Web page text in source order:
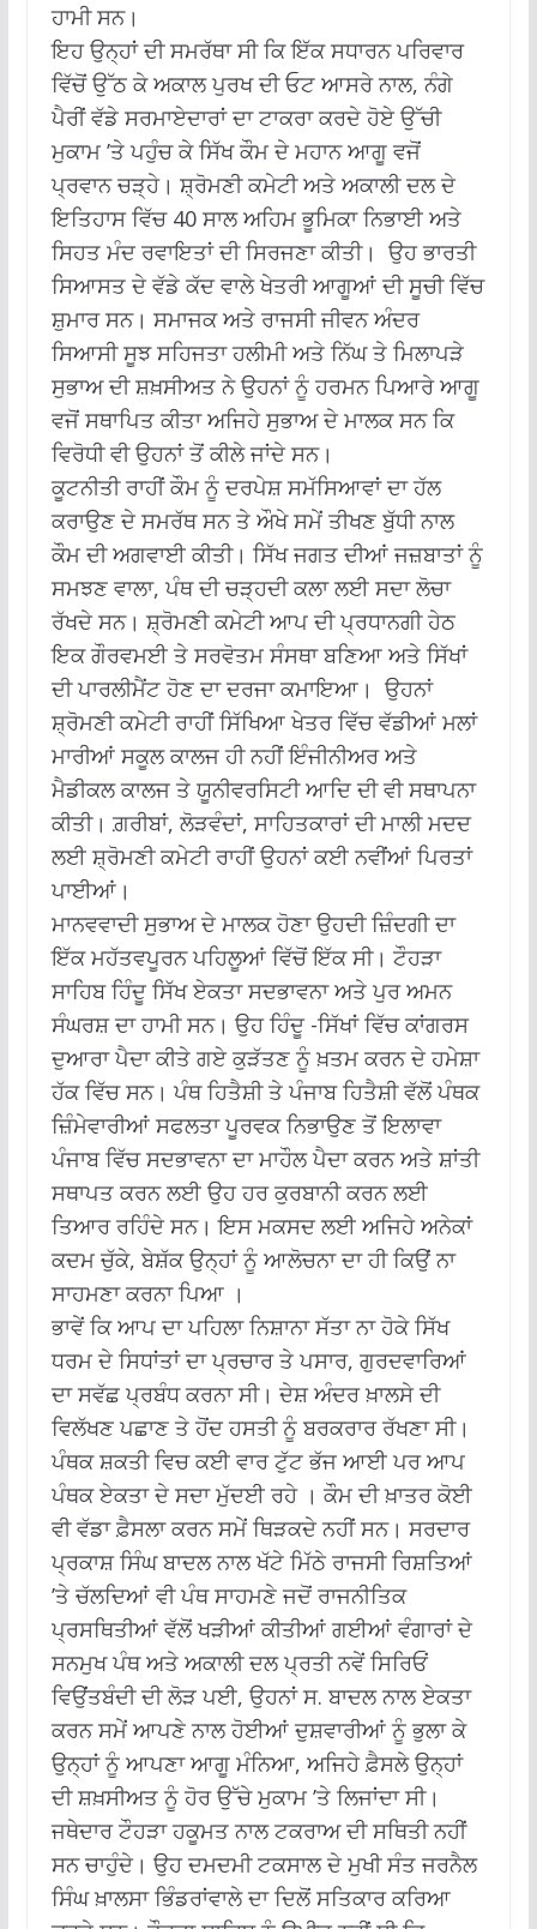
ਹਾਮੀ ਸਨ।
ਇਹ ਉਨ੍ਹਾਂ ਦੀ ਸਮਰੱਥਾ ਸੀ ਕਿ ਇੱਕ ਸਧਾਰਨ ਪਰਿਵਾਰ
ਵਿੱਚੋਂ ਉੱਠ ਕੇ ਅਕਾਲ ਪੁਰਖ ਦੀ ਓਟ ਆਸਰੇ ਨਾਲ, ਨੰਗੇ
ਪੈਰੀਂ ਵੱਡੇ ਸਰਮਾਏਦਾਰਾਂ ਦਾ ਟਾਕਰਾ ਕਰਦੇ ਹੋਏ ਉੱਚੀ
ਮੁਕਾਮ ’ਤੇ ਪਹੁੰਚ ਕੇ ਸਿੱਖ ਕੌਮ ਦੇ ਮਹਾਨ ਆਗੂ ਵਜੋਂ
ਪ੍ਰਵਾਨ ਚੜ੍ਹੇ। ਸ਼੍ਰੋਮਣੀ ਕਮੇਟੀ ਅਤੇ ਅਕਾਲੀ ਦਲ ਦੇ
ਇਤਿਹਾਸ ਵਿੱਚ 40 ਸਾਲ ਅਹਿਮ ਭੂਮਿਕਾ ਨਿਭਾਈ ਅਤੇ
ਸਿਹਤ ਮੰਦ ਰਵਾਇਤਾਂ ਦੀ ਸਿਰਜਣਾ ਕੀਤੀ। ਉਹ ਭਾਰਤੀ
ਸਿਆਸਤ ਦੇ ਵੱਡੇ ਕੱਦ ਵਾਲੇ ਖੇਤਰੀ ਆਗੂਆਂ ਦੀ ਸੂਚੀ ਵਿੱਚ
ਸ਼ੁਮਾਰ ਸਨ। ਸਮਾਜਕ ਅਤੇ ਰਾਜਸੀ ਜੀਵਨ ਅੰਦਰ
ਸਿਆਸੀ ਸੂਝ ਸਹਿਜਤਾ ਹਲੀਮੀ ਅਤੇ ਨਿੱਘ ਤੇ ਮਿਲਾਪੜੇ
ਸੁਭਾਅ ਦੀ ਸ਼ਖ਼ਸੀਅਤ ਨੇ ਉਹਨਾਂ ਨੂੰ ਹਰਮਨ ਪਿਆਰੇ ਆਗੂ
ਵਜੋਂ ਸਥਾਪਿਤ ਕੀਤਾ ਅਜਿਹੇ ਸੁਭਾਅ ਦੇ ਮਾਲਕ ਸਨ ਕਿ
ਵਿਰੋਧੀ ਵੀ ਉਹਨਾਂ ਤੋਂ ਕੀਲੇ ਜਾਂਦੇ ਸਨ।
ਕੂਟਨੀਤੀ ਰਾਹੀਂ ਕੌਮ ਨੂੰ ਦਰਪੇਸ਼ ਸਮੱਸਿਆਵਾਂ ਦਾ ਹੱਲ
ਕਰਾਉਣ ਦੇ ਸਮਰੱਥ ਸਨ ਤੇ ਔਖੇ ਸਮੇਂ ਤੀਖਣ ਬੁੱਧੀ ਨਾਲ
ਕੌਮ ਦੀ ਅਗਵਾਈ ਕੀਤੀ। ਸਿੱਖ ਜਗਤ ਦੀਆਂ ਜਜ਼ਬਾਤਾਂ ਨੂੰ
ਸਮਝਣ ਵਾਲਾ, ਪੰਥ ਦੀ ਚੜ੍ਹਦੀ ਕਲਾ ਲਈ ਸਦਾ ਲੋਚਾ
ਰੱਖਦੇ ਸਨ। ਸ਼੍ਰੋਮਣੀ ਕਮੇਟੀ ਆਪ ਦੀ ਪ੍ਰਧਾਨਗੀ ਹੇਠ
ਇਕ ਗੌਰਵਮਈ ਤੇ ਸਰਵੋਤਮ ਸੰਸਥਾ ਬਣਿਆ ਅਤੇ ਸਿੱਖਾਂ
ਦੀ ਪਾਰਲੀਮੈਂਟ ਹੋਣ ਦਾ ਦਰਜਾ ਕਮਾਇਆ। ਉਹਨਾਂ
ਸ਼੍ਰੋਮਣੀ ਕਮੇਟੀ ਰਾਹੀਂ ਸਿੱਖਿਆ ਖੇਤਰ ਵਿੱਚ ਵੱਡੀਆਂ ਮਲਾਂ
ਮਾਰੀਆਂ ਸਕੂਲ ਕਾਲਜ ਹੀ ਨਹੀਂ ਇੰਜੀਨੀਅਰ ਅਤੇ
ਮੈਡੀਕਲ ਕਾਲਜ ਤੇ ਯੂਨੀਵਰਸਿਟੀ ਆਦਿ ਦੀ ਵੀ ਸਥਾਪਨਾ
ਕੀਤੀ। ਗ਼ਰੀਬਾਂ, ਲੋੜਵੰਦਾਂ, ਸਾਹਿਤਕਾਰਾਂ ਦੀ ਮਾਲੀ ਮਦਦ
ਲਈ ਸ਼੍ਰੋਮਣੀ ਕਮੇਟੀ ਰਾਹੀਂ ਉਹਨਾਂ ਕਈ ਨਵੀਂਆਂ ਪਿਰਤਾਂ
ਪਾਈਆਂ।
ਮਾਨਵਵਾਦੀ ਸੁਭਾਅ ਦੇ ਮਾਲਕ ਹੋਣਾ ਉਹਦੀ ਜ਼ਿੰਦਗੀ ਦਾ
ਇੱਕ ਮਹੱਤਵਪੂਰਨ ਪਹਿਲੂਆਂ ਵਿੱਚੋਂ ਇੱਕ ਸੀ। ਟੌਹੜਾ
ਸਾਹਿਬ ਹਿੰਦੂ ਸਿੱਖ ਏਕਤਾ ਸਦਭਾਵਨਾ ਅਤੇ ਪੁਰ ਅਮਨ
ਸੰਘਰਸ਼ ਦਾ ਹਾਮੀ ਸਨ। ਉਹ ਹਿੰਦੂ -ਸਿੱਖਾਂ ਵਿੱਚ ਕਾਂਗਰਸ
ਦੁਆਰਾ ਪੈਦਾ ਕੀਤੇ ਗਏ ਕੁੜੱਤਣ ਨੂੰ ਖ਼ਤਮ ਕਰਨ ਦੇ ਹਮੇਸ਼ਾ
ਹੱਕ ਵਿੱਚ ਸਨ। ਪੰਥ ਹਿਤੈਸ਼ੀ ਤੇ ਪੰਜਾਬ ਹਿਤੈਸ਼ੀ ਵੱਲੋਂ ਪੰਥਕ
ਜ਼ਿੰਮੇਵਾਰੀਆਂ ਸਫਲਤਾ ਪੂਰਵਕ ਨਿਭਾਉਣ ਤੋਂ ਇਲਾਵਾ
ਪੰਜਾਬ ਵਿੱਚ ਸਦਭਾਵਨਾ ਦਾ ਮਾਹੌਲ ਪੈਦਾ ਕਰਨ ਅਤੇ ਸ਼ਾਂਤੀ
ਸਥਾਪਤ ਕਰਨ ਲਈ ਉਹ ਹਰ ਕੁਰਬਾਨੀ ਕਰਨ ਲਈ
ਤਿਆਰ ਰਹਿੰਦੇ ਸਨ। ਇਸ ਮਕਸਦ ਲਈ ਅਜਿਹੇ ਅਨੇਕਾਂ
ਕਦਮ ਚੁੱਕੇ, ਬੇਸ਼ੱਕ ਉਨ੍ਹਾਂ ਨੂੰ ਆਲੋਚਨਾ ਦਾ ਹੀ ਕਿਉਂ ਨਾ
ਸਾਹਮਣਾ ਕਰਨਾ ਪਿਆ ।
ਭਾਵੇਂ ਕਿ ਆਪ ਦਾ ਪਹਿਲਾ ਨਿਸ਼ਾਨਾ ਸੱਤਾ ਨਾ ਹੋਕੇ ਸਿੱਖ
ਧਰਮ ਦੇ ਸਿਧਾਂਤਾਂ ਦਾ ਪ੍ਰਚਾਰ ਤੇ ਪਸਾਰ, ਗੁਰਦਵਾਰਿਆਂ
ਦਾ ਸਵੱਛ ਪ੍ਰਬੰਧ ਕਰਨਾ ਸੀ। ਦੇਸ਼ ਅੰਦਰ ਖ਼ਾਲਸੇ ਦੀ
ਵਿਲੱਖਣ ਪਛਾਣ ਤੇ ਹੋਂਦ ਹਸਤੀ ਨੂੰ ਬਰਕਰਾਰ ਰੱਖਣਾ ਸੀ।
ਪੰਥਕ ਸ਼ਕਤੀ ਵਿਚ ਕਈ ਵਾਰ ਟੁੱਟ ਭੱਜ ਆਈ ਪਰ ਆਪ
ਪੰਥਕ ਏਕਤਾ ਦੇ ਸਦਾ ਮੁੱਦਈ ਰਹੇ । ਕੌਮ ਦੀ ਖ਼ਾਤਰ ਕੋਈ
ਵੀ ਵੱਡਾ ਫ਼ੈਸਲਾ ਕਰਨ ਸਮੇਂ ਥਿੜਕਦੇ ਨਹੀਂ ਸਨ। ਸਰਦਾਰ
ਪ੍ਰਕਾਸ਼ ਸਿੰਘ ਬਾਦਲ ਨਾਲ ਖੱਟੇ ਮਿੱਠੇ ਰਾਜਸੀ ਰਿਸ਼ਤਿਆਂ
’ਤੇ ਚੱਲਦਿਆਂ ਵੀ ਪੰਥ ਸਾਹਮਣੇ ਜਦੋਂ ਰਾਜਨੀਤਿਕ
ਪ੍ਰਸਥਿਤੀਆਂ ਵੱਲੋਂ ਖੜੀਆਂ ਕੀਤੀਆਂ ਗਈਆਂ ਵੰਗਾਰਾਂ ਦੇ
ਸਨਮੁਖ ਪੰਥ ਅਤੇ ਅਕਾਲੀ ਦਲ ਪ੍ਰਤੀ ਨਵੇਂ ਸਿਰਿਓਂ
ਵਿਉਂਤਬੰਦੀ ਦੀ ਲੋੜ ਪਈ, ਉਹਨਾਂ ਸ. ਬਾਦਲ ਨਾਲ ਏਕਤਾ
ਕਰਨ ਸਮੇਂ ਆਪਣੇ ਨਾਲ ਹੋਈਆਂ ਦੁਸ਼ਵਾਰੀਆਂ ਨੂੰ ਭੁਲਾ ਕੇ
ਉਨ੍ਹਾਂ ਨੂੰ ਆਪਣਾ ਆਗੂ ਮੰਨਿਆ, ਅਜਿਹੇ ਫ਼ੈਸਲੇ ਉਨ੍ਹਾਂ
ਦੀ ਸ਼ਖ਼ਸੀਅਤ ਨੂੰ ਹੋਰ ਉੱਚੇ ਮੁਕਾਮ ’ਤੇ ਲਿਜਾਂਦਾ ਸੀ।
ਜਥੇਦਾਰ ਟੌਹੜਾ ਹਕੂਮਤ ਨਾਲ ਟਕਰਾਅ ਦੀ ਸਥਿਤੀ ਨਹੀਂ
ਸਨ ਚਾਹੁੰਦੇ। ਉਹ ਦਮਦਮੀ ਟਕਸਾਲ ਦੇ ਮੁਖੀ ਸੰਤ ਜਰਨੈਲ
ਸਿੰਘ ਖ਼ਾਲਸਾ ਭਿੰਡਰਾਂਵਾਲੇ ਦਾ ਦਿਲੋਂ ਸਤਿਕਾਰ ਕਰਿਆ